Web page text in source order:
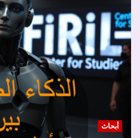
أبحاث